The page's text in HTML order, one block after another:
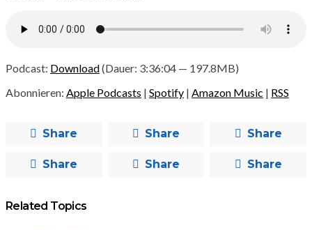
Podcast: Download(Dauer: 3:36:04 — 197.8MB)
Abonnieren: Apple Podcasts | Spotify | Amazon Music | RSS
Share Share Share
Share Share Share
Related Topics